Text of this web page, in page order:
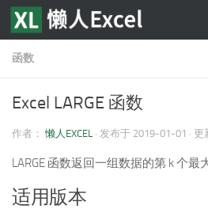
跳至内容
函数
Excel LARGE 函数
作者： 懒人EXCEL · 发布于 2019-01-01 ·
LARGE 函数返回一组数据的第 k 个最
适用版本